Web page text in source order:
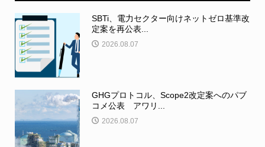
SBTi、電力セクター向けネットゼロ基準改
定案を再公表...
2026.08.07
GHGプロトコル、Scope2改定案へのパブ
コメ公表 アワリ...
2026.08.07